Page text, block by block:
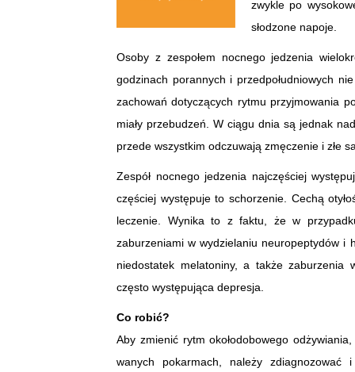
zwykle po
słodzone napoje.
Osoby z zespołem nocnego jedzenia
godzinach porannych i przedpołudniowych
zachowań dotyczących rytmu przyjmowania
miały przebudzeń. W ciągu dnia są jednak
przede wszystkim odczuwają zmęczenie i złe
Zespół nocnego jedzenia najczęściej
częściej występuje to schorzenie. Cechą
leczenie. Wynika to z faktu, że w
zaburzeniami w wydzielaniu neuropeptydów i
niedostatek melatoniny, a także zaburzenia
często występująca depresja.
Co robić?
Aby zmienić rytm okołodobowego
wanych pokarmach, należy zdiagnozować